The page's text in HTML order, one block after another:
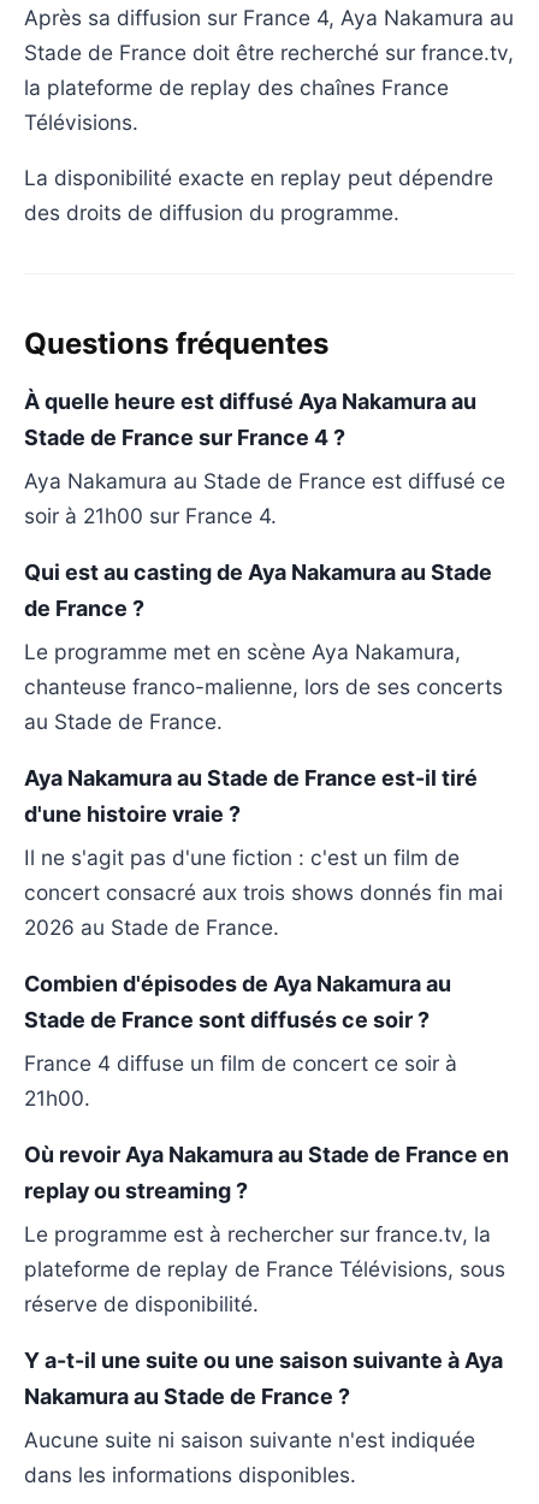
Après sa diffusion sur France 4, Aya Nakamura au
Stade de France doit être recherché sur france.tv,
la plateforme de replay des chaînes France
Télévisions.
La disponibilité exacte en replay peut dépendre
des droits de diffusion du programme.
Questions fréquentes
À quelle heure est diffusé Aya Nakamura au
Stade de France sur France 4 ?
Aya Nakamura au Stade de France est diffusé ce
soir à 21h00 sur France 4.
Qui est au casting de Aya Nakamura au Stade
de France ?
Le programme met en scène Aya Nakamura,
chanteuse franco-malienne, lors de ses concerts
au Stade de France.
Aya Nakamura au Stade de France est-il tiré
d'une histoire vraie ?
Il ne s'agit pas d'une fiction : c'est un film de
concert consacré aux trois shows donnés fin mai
2026 au Stade de France.
Combien d'épisodes de Aya Nakamura au
Stade de France sont diffusés ce soir ?
France 4 diffuse un film de concert ce soir à
21h00.
Où revoir Aya Nakamura au Stade de France en
replay ou streaming ?
Le programme est à rechercher sur france.tv, la
plateforme de replay de France Télévisions, sous
réserve de disponibilité.
Y a-t-il une suite ou une saison suivante à Aya
Nakamura au Stade de France ?
Aucune suite ni saison suivante n'est indiquée
dans les informations disponibles.